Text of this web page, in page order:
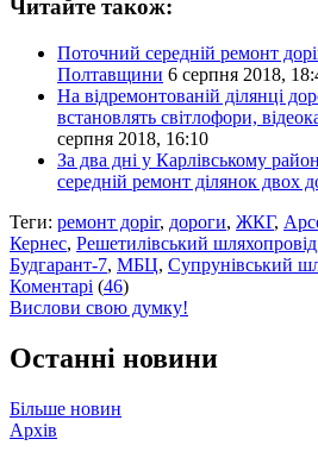
Читайте також:
Поточний середній ремонт
Полтавщини 6 серпня 2018,
На відремонтованій ділянці
встановлять світлофори,
серпня 2018, 16:10
За два дні у Карлівському
середній ремонт ділянок двох
Теги: ремонт доріг, дороги, ЖКГ,
Кернес, Решетилівський шляхопровід
Будгарант-7, МБЦ, Супрунівський
Коментарі (46)
Вислови свою думку!
Останні новини
Більше новин
Архів